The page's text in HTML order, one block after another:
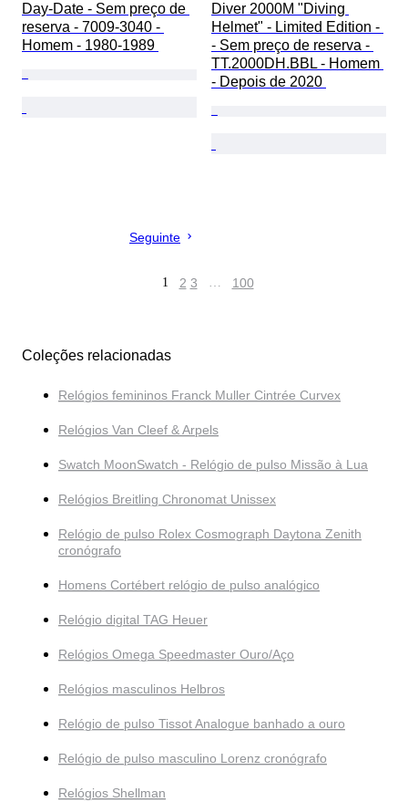
Day-Date - Sem preço de
reserva - 7009-3040 -
Homem - 1980-1989
Diver 2000M "Diving
Helmet" - Limited Edition -
- Sem preço de reserva -
TT.2000DH.BBL - Homem
- Depois de 2020
Seguinte
1 2 3 … 100
Coleções relacionadas
Relógios femininos Franck Muller Cintrée Curvex
Relógios Van Cleef & Arpels
Swatch MoonSwatch - Relógio de pulso Missão à Lua
Relógios Breitling Chronomat Unissex
Relógio de pulso Rolex Cosmograph Daytona Zenith
cronógrafo
Homens Cortébert relógio de pulso analógico
Relógio digital TAG Heuer
Relógios Omega Speedmaster Ouro/Aço
Relógios masculinos Helbros
Relógio de pulso Tissot Analogue banhado a ouro
Relógio de pulso masculino Lorenz cronógrafo
Relógios Shellman